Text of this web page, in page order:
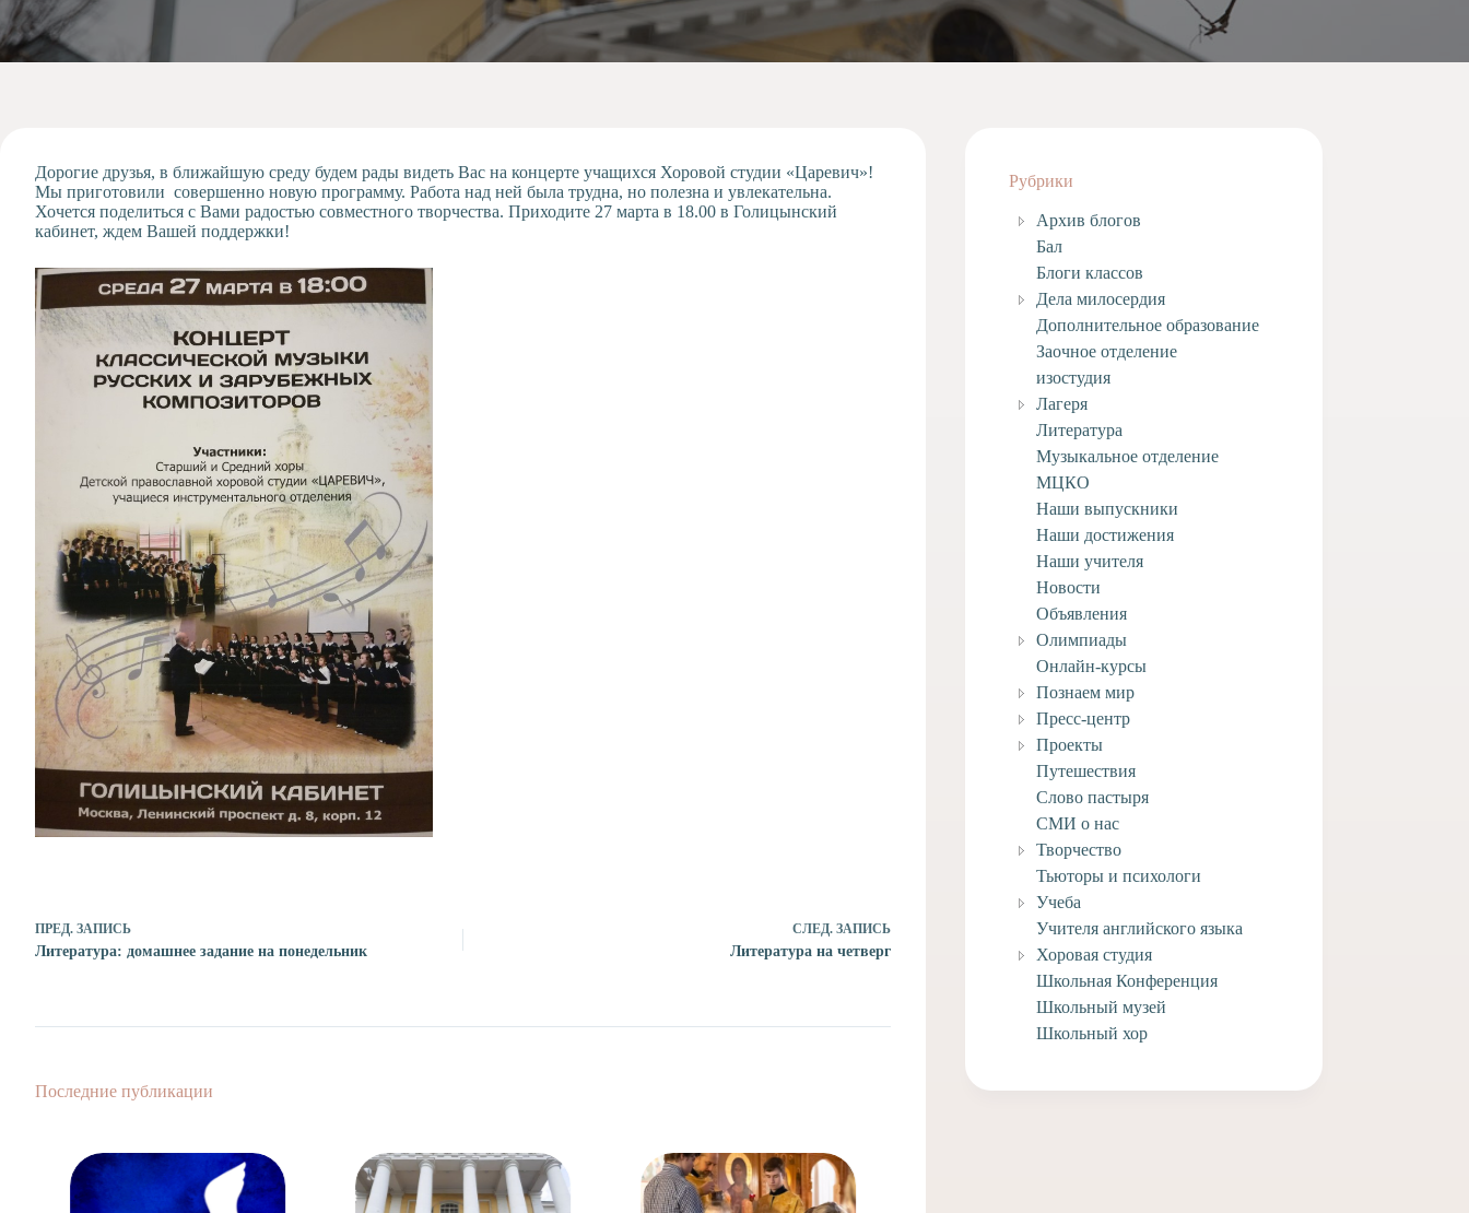
Проекты
отделение
Психологическая
Служба
служба
Дорогие друзья, в ближайшую среду будем рады видеть Вас на концерте учащихся Хоровой студии «Царевич»!
Мы приготовили совершенно новую программу. Работа над ней была трудна, но полезна и увлекательна.
Хочется поделиться с Вами радостью совместного творчества. Приходите 27 марта в 18.00 в Голицынский
кабинет, ждем Вашей поддержки!
ПРЕД. ЗАПИСЬ
Литература: домашнее задание на понедельник
СЛЕД. ЗАПИСЬ
Литература на четверг
Последние публикации
Рубрики
Архив блогов
Бал
Блоги классов
Дела милосердия
Дополнительное образование
Заочное отделение
изостудия
Лагеря
Литература
Музыкальное отделение
МЦКО
Наши выпускники
Наши достижения
Наши учителя
Новости
Объявления
Олимпиады
Онлайн-курсы
Познаем мир
Пресс-центр
Проекты
Путешествия
Слово пастыря
СМИ о нас
Творчество
Тьюторы и психологи
Учеба
Учителя английского языка
Хоровая студия
Школьная Конференция
Школьный музей
Школьный хор